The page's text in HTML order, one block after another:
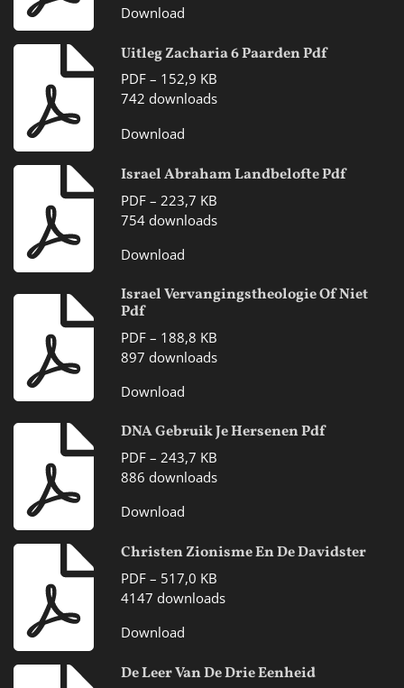
Download
Uitleg Zacharia 6 Paarden Pdf
PDF – 152,9 KB
742 downloads
Download
Israel Abraham Landbelofte Pdf
PDF – 223,7 KB
754 downloads
Download
Israel Vervangingstheologie Of Niet
Pdf
PDF – 188,8 KB
897 downloads
Download
DNA Gebruik Je Hersenen Pdf
PDF – 243,7 KB
886 downloads
Download
Christen Zionisme En De Davidster
PDF – 517,0 KB
4147 downloads
Download
De Leer Van De Drie Eenheid